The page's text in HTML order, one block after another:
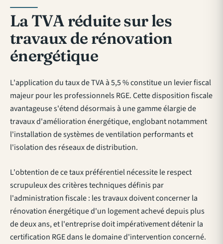
La TVA réduite sur les
travaux de rénovation
énergétique
L'application du taux de TVA à 5,5 % constitue un levier fiscal
majeur pour les professionnels RGE. Cette disposition fiscale
avantageuse s'étend désormais à une gamme élargie de
travaux d'amélioration énergétique, englobant notamment
l'installation de systèmes de ventilation performants et
l'isolation des réseaux de distribution.
L'obtention de ce taux préférentiel nécessite le respect
scrupuleux des critères techniques définis par
l'administration fiscale : les travaux doivent concerner la
rénovation énergétique d'un logement achevé depuis plus
de deux ans, et l'entreprise doit impérativement détenir la
certification RGE dans le domaine d'intervention concerné.